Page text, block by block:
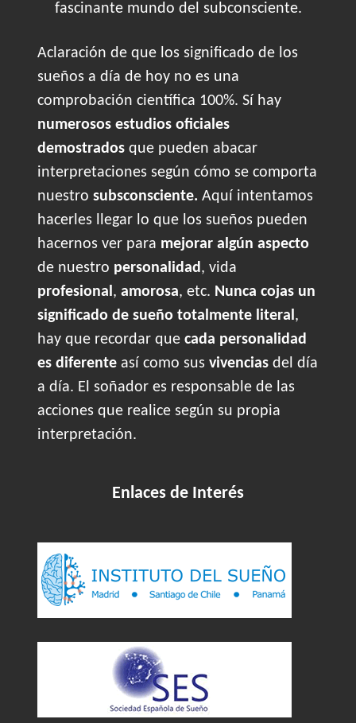
fascinante mundo del subconsciente.
Aclaración de que los significado de los
sueños a día de hoy no es una
comprobación científica 100%. Sí hay
numerosos estudios oficiales
demostrados que pueden abacar
interpretaciones según cómo se comporta
nuestro subsconsciente. Aquí intentamos
hacerles llegar lo que los sueños pueden
hacernos ver para mejorar algún aspecto
de nuestro personalidad, vida
profesional, amorosa, etc. Nunca cojas un
significado de sueño totalmente literal,
hay que recordar que cada personalidad
es diferente así como sus vivencias del día
a día. El soñador es responsable de las
acciones que realice según su propia
interpretación.
Enlaces de Interés